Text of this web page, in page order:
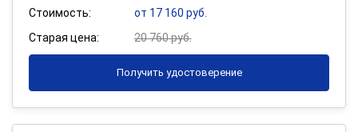
Стоимость:
от 17 160 руб.
Старая цена:
20 760 руб.
Получить удостоверение